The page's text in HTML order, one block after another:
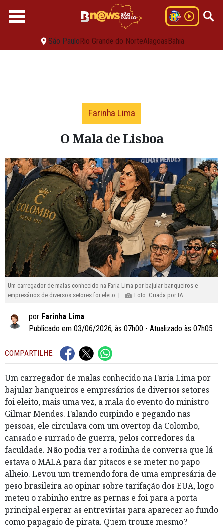
São PauloRio Grande do NorteAlagoasBahia
Farinha Lima
O Mala de Lisboa
Um carregador de malas conhecido na Faria Lima por bajular banqueiros e
empresários de diversos setores foi eleito |
Foto: Criada por IA
por Farinha Lima
Publicado em 03/06/2026, às 07h00 - Atualizado às 07h05
COMPARTILHE:
Um carregador de malas conhecido na Faria Lima por
bajular banqueiros e empresários de diversos setores
foi eleito, mais uma vez, a mala do evento do ministro
Gilmar Mendes. Falando cuspindo e pegando nas
pessoas, ele circulava com um overtop da Colombo,
cansado e surrado de guerra, pelos corredores da
faculdade. Não podia ver a rodinha de conversa que lá
estava o MALA para dar pitacos e se meter no papo
alheio. Levou um tremendo fora de uma empresária de
peso brasileira ao opinar sobre tarifação dos EUA, logo
meteu o rabinho entre as pernas e foi para a porta
principal esperar as entrevistas para aparecer ao fundo
como papagaio de pirata. Quem trouxe mesmo?